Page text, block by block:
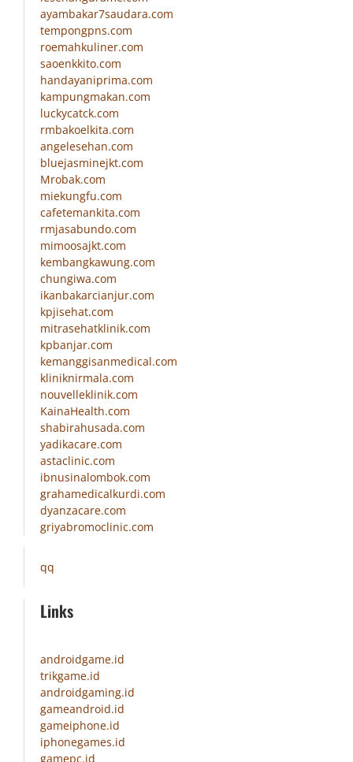
ayambakar7saudara.com
tempongpns.com
roemahkuliner.com
saoenkkito.com
handayaniprima.com
kampungmakan.com
luckycatck.com
rmbakoelkita.com
angelesehan.com
bluejasminejkt.com
Mrobak.com
miekungfu.com
cafetemankita.com
rmjasabundo.com
mimoosajkt.com
kembangkawung.com
chungiwa.com
ikanbakarcianjur.com
kpjisehat.com
mitrasehatklinik.com
kpbanjar.com
kemanggisanmedical.com
kliniknirmala.com
nouvelleklinik.com
KainaHealth.com
shabirahusada.com
yadikacare.com
astaclinic.com
ibnusinalombok.com
grahamedicalkurdi.com
dyanzacare.com
griyabromoclinic.com
qq
Links
androidgame.id
trikgame.id
androidgaming.id
gameandroid.id
gameiphone.id
iphonegames.id
gamepc.id